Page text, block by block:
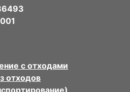
с отходами
отходов